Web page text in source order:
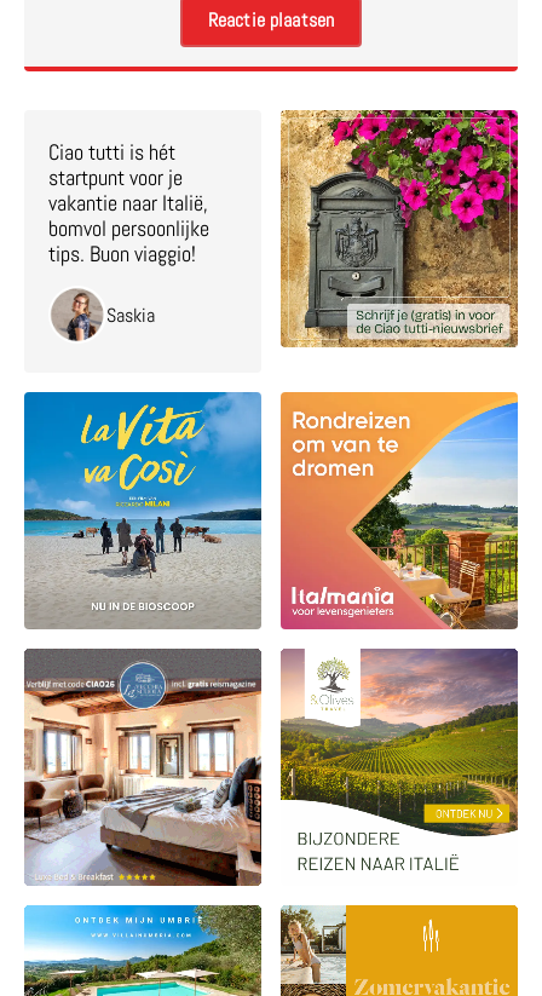
Ciao tutti is hét
startpunt voor je
vakantie naar Italië,
bomvol persoonlijke
tips. Buon viaggio!
Saskia